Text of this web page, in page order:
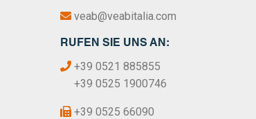
veab@veabitalia.com
RUFEN SIE UNS AN:
+39 0521 885855
+39 0525 1900746
+39 0525 66090